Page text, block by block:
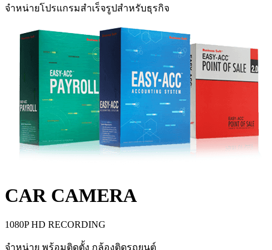
จำหน่ายโปรแกรมสำเร็จรูปสำหรับธุรกิจ
CAR CAMERA
1080P HD RECORDING
จำหน่าย พร้อมติดตั้ง กล้องติดรถยนต์